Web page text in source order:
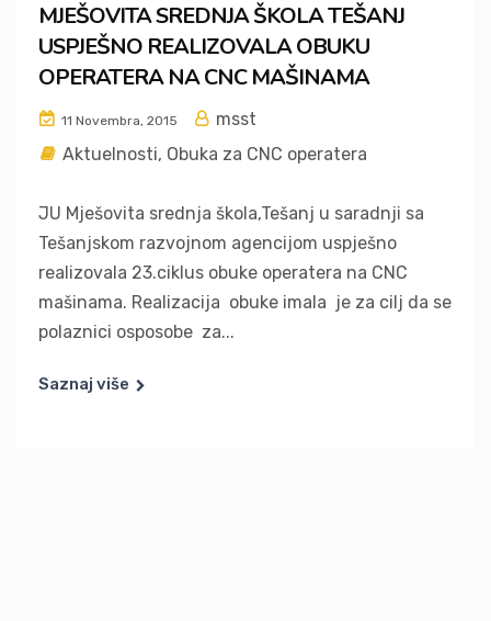
MJEŠOVITA SREDNJA ŠKOLA TEŠANJ
USPJEŠNO REALIZOVALA OBUKU
OPERATERA NA CNC MAŠINAMA
11 Novembra, 2015
msst
Aktuelnosti, Obuka za CNC operatera
JU Mješovita srednja škola,Tešanj u saradnji sa
Tešanjskom razvojnom agencijom uspješno
realizovala 23.ciklus obuke operatera na CNC
mašinama. Realizacija obuke imala je za cilj da se
polaznici osposobe za...
Saznaj više